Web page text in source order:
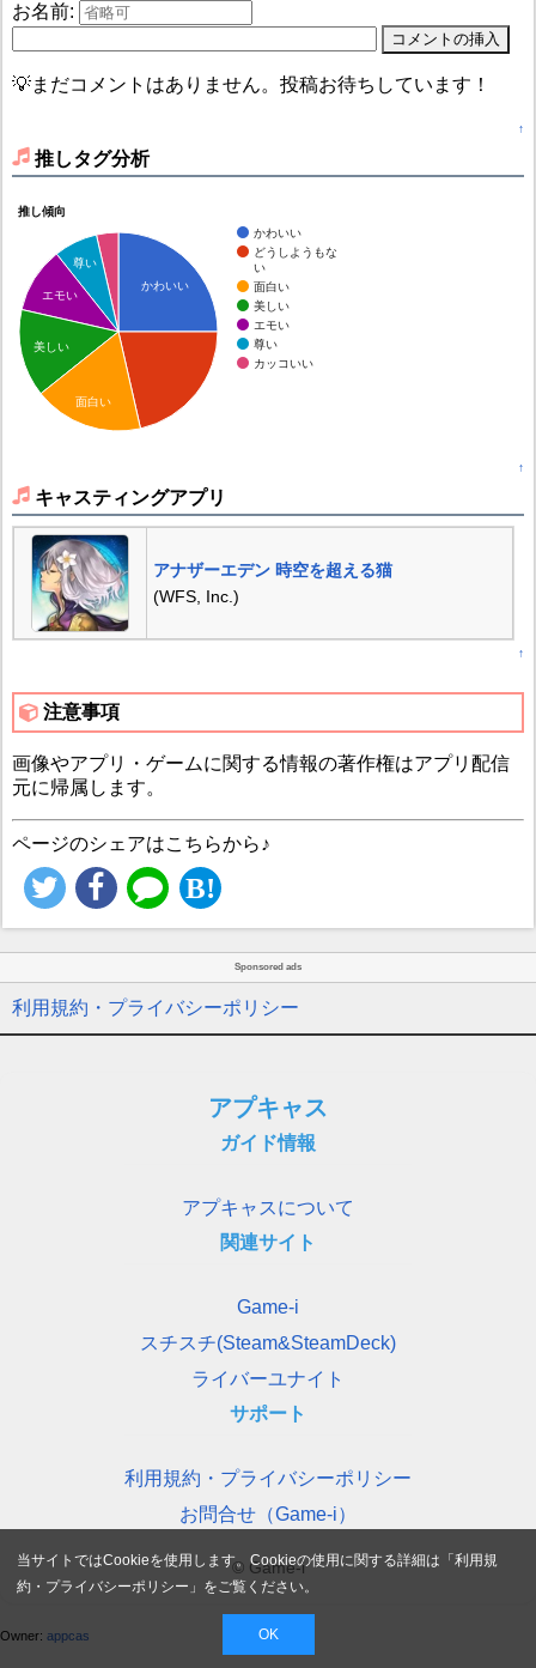
お名前:
💡まだコメントはありません。投稿お待ちしています！
↑
推しタグ分析
推し傾向
かわいい
どうしようもな
い
面白い
美しい
エモい
尊い
カッコいい
かわいい
尊い
エモい
美しい
面白い
↑
キャスティングアプリ
アナザーエデン 時空を超える猫
(WFS, Inc.)
↑
注意事項
画像やアプリ・ゲームに関する情報の著作権はアプリ配信
元に帰属します。
ページのシェアはこちらから♪
Sponsored ads
利用規約・プライバシーポリシー
アプキャス
ガイド情報
アプキャスについて
関連サイト
Game-i
スチスチ(Steam&SteamDeck)
ライバーユナイト
サポート
利用規約・プライバシーポリシー
お問合せ（Game-i）
© Game-i
Owner: appcas
当サイトではCookieを使用します。Cookieの使用に関する詳細は「利用規
約・プライバシーポリシー 」をご覧ください。
OK